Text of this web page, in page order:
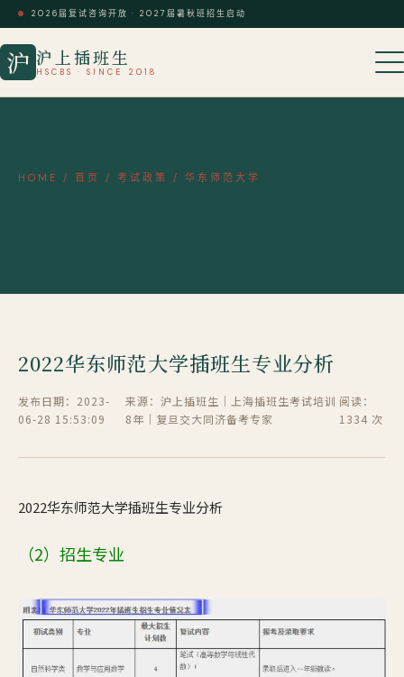
2026届复试咨询开放 · 2027届暑秋班招生启动
沪 沪上插班生
HSCBS · SINCE 2018
HOME / 首页 / 考试政策 / 华东师范大学
2022华东师范大学插班生专业分析
发布日期：2023-
06-28 15:53:09
来源：沪上插班生｜上海插班生考试培训
8年｜复旦交大同济备考专家
阅读：
1334 次
2022华东师范大学插班生专业分析
（2） 招生专业